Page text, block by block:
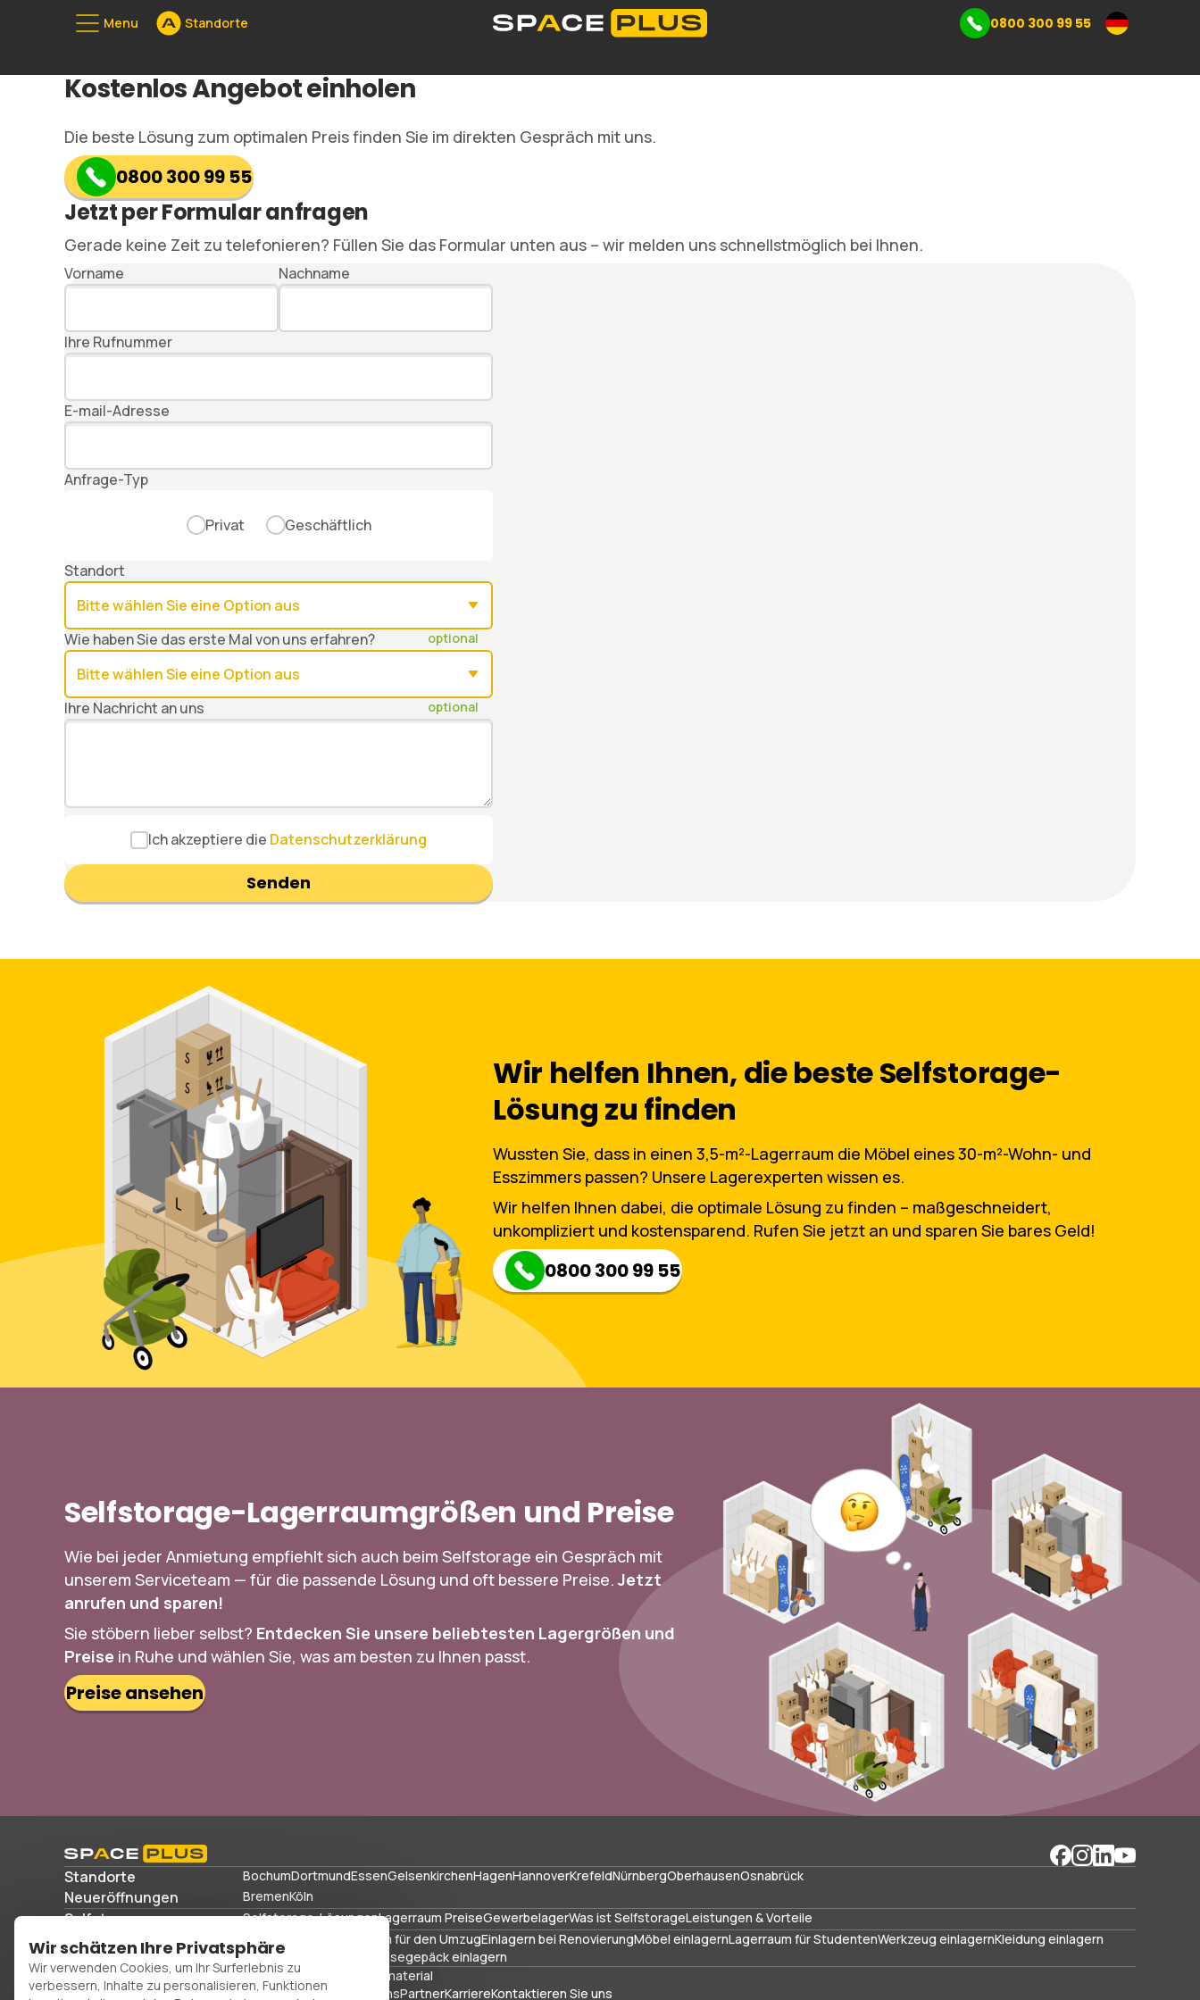
Menu Standorte 0800 300 99 55
Was ist Selfstorage
Kostenlos Angebot einholen
Die beste Lösung zum optimalen Preis finden Sie im direkten Gespräch mit uns.
0800 300 99 55
Jetzt per Formular anfragen
Gerade keine Zeit zu telefonieren? Füllen Sie das Formular unten aus – wir melden uns schnellstmöglich bei Ihnen.
Vorname Nachname
Ihre Rufnummer
E-mail-Adresse
Anfrage-Typ
Privat Geschäftlich
Standort
Wie haben Sie das erste Mal von uns erfahren?
Ihre Nachricht an uns
Ich akzeptiere die Datenschutzerklärung
Senden
Wir helfen Ihnen, die beste Selfstorage-
Lösung zu finden
Wussten Sie, dass in einen 3,5-m²-Lagerraum die Möbel eines 30-m²-Wohn- und
Esszimmers passen? Unsere Lagerexperten wissen es.
Wir helfen Ihnen dabei, die optimale Lösung zu finden – maßgeschneidert,
unkompliziert und kostensparend. Rufen Sie jetzt an und sparen Sie bares Geld!
0800 300 99 55
Selfstorage-Lagerraumgrößen und Preise
Wie bei jeder Anmietung empfiehlt sich auch beim Selfstorage ein Gespräch mit
unserem Serviceteam — für die passende Lösung und oft bessere Preise. Jetzt
anrufen und sparen!
Sie stöbern lieber selbst? Entdecken Sie unsere beliebtesten Lagergrößen und
Preise in Ruhe und wählen Sie, was am besten zu Ihnen passt.
Preise ansehen
Standorte BochumDortmundEssenGelsenkirchenHagenHannoverKrefeldNürnbergOberhausenOsnabrück
Neueröffnungen BremenKöln
Selfstorage Selfstorage-LösungenLagerraum PreiseGewerbelagerWas ist SelfstorageLeistungen & Vorteile
Lagerlösungen Gewerbelager Lagerraum für den UmzugEinlagern bei RenovierungMöbel einlagernLagerraum für StudentenWerkzeug einlagernKleidung einlagern
Sportausrüstung und Reisegepäck einlagern
Büroräume
Verpackungsmaterial
FAQsBlogGlossar Über unsPartnerKarriereKontaktieren Sie uns
Wir schätzen Ihre Privatsphäre
Wir verwenden Cookies, um Ihr Surferlebnis zu
verbessern, Inhalte zu personalisieren, Funktionen